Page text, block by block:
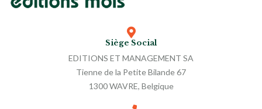
Siège Social
EDITIONS ET MANAGEMENT SA
Tienne de la Petite Bilande 67
1300 WAVRE, Belgique